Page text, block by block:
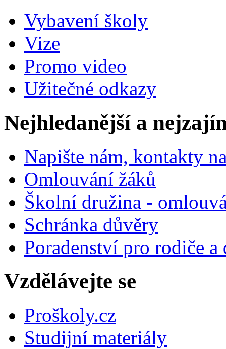
Vybavení školy
Vize
Promo video
Užitečné odkazy
Nejhledanější a
Napište nám, kontakty
Omlouvání žáků
Školní družina -
Schránka důvěry
Poradenství pro rodiče
Vzdělávejte se
Proškoly.cz
Studijní materiály